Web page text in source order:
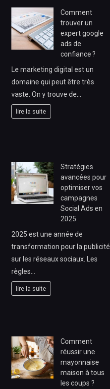
Comment
trouver un
expert google
ads de
confiance ?
Le marketing digital est un
domaine qui peut être très
vaste. On y trouve de…
lire la suite
Stratégies
avancées pour
optimiser vos
campagnes
Social Ads en
2025
2025 est une année de
transformation pour la publicité
sur les réseaux sociaux. Les
règles…
lire la suite
Comment
réussir une
mayonnaise
maison à tous
les coups ?